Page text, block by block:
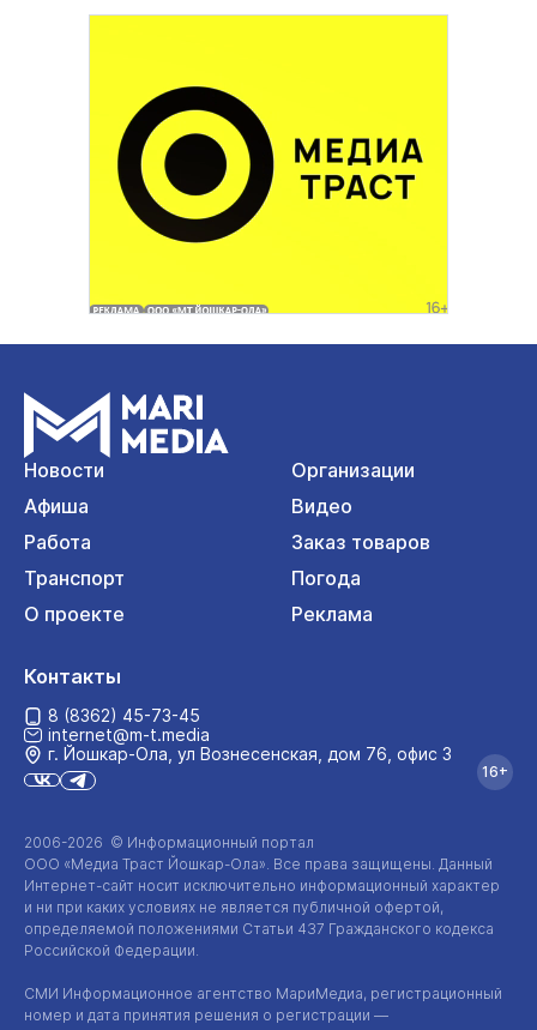
Новости
Организации
Афиша
Видео
Работа
Заказ товаров
Транспорт
Погода
О проекте
Реклама
2006-2026 © Информационный портал
ООО «Медиа Траст Йошкар-Ола» . Все права защищены. Данный
Интернет-сайт носит исключительно информационный характер
и ни при каких условиях не является публичной офертой,
определяемой положениями Статьи 437 Гражданского кодекса
Российской Федерации.
СМИ Информационное агентство МариМедиа, регистрационный
номер и дата принятия решения о регистрации —
Контакты
8 (8362) 45-73-45
internet@m-t.media
г. Йошкар‑Ола, ул Вознесенская, дом 76, офис 3
16+